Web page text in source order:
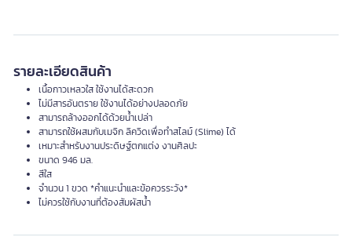
รายละเอียดสินค้า
เนื้อกาวเหลวใส ใช้งานได้สะดวก
ไม่มีสารอันตราย ใช้งานได้อย่างปลอดภัย
สามารถล้างออกได้ด้วยน้ำเปล่า
สามารถใช้ผสมกับเมจิก ลิควิดเพื่อทำสไลม์ (Slime) ได้
เหมาะสำหรับงานประดิษฐ์ตกแต่ง งานศิลปะ
ขนาด 946 มล.
สีใส
จำนวน 1 ขวด *คำแนะนำและข้อควรระวัง*
ไม่ควรใช้กับงานที่ต้องสัมผัสน้ำ